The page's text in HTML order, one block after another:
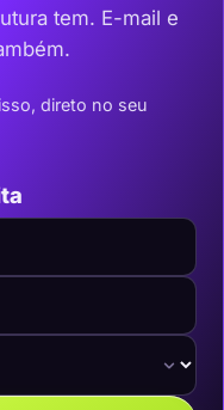
tem. E-mail e
direto no seu